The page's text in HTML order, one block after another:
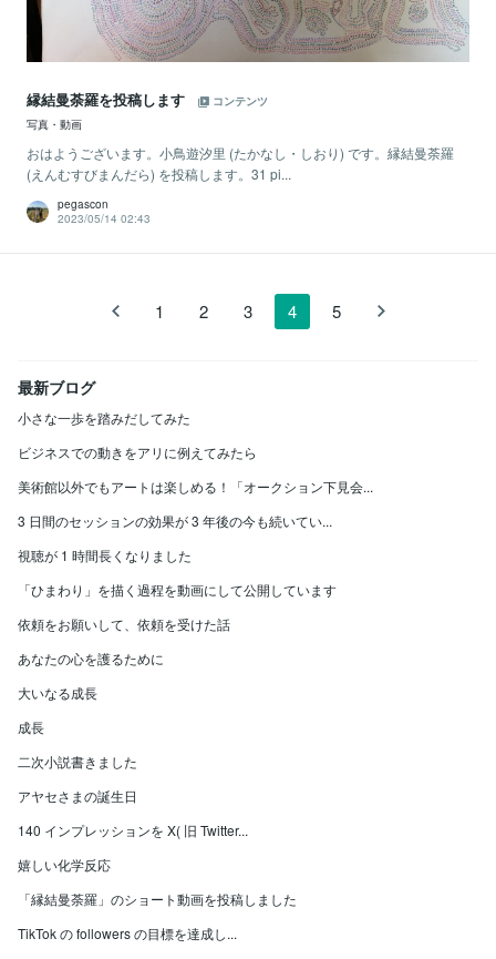
縁結曼荼羅を投稿します
コンテンツ
写真・動画
おはようございます。小鳥遊汐里 (たかなし・しおり) です。縁結曼荼羅
(えんむすびまんだら) を投稿します。31 pi...
pegascon
2023/05/14 02:43
1 2 3 4 5
最新ブログ
小さな一歩を踏みだしてみた
ビジネスでの動きをアリに例えてみたら
美術館以外でもアートは楽しめる！「オークション下見会...
3 日間のセッションの効果が 3 年後の今も続いてい...
視聴が 1 時間長くなりました
「ひまわり」を描く過程を動画にして公開しています
依頼をお願いして、依頼を受けた話
あなたの心を護るために
大いなる成長
成長
二次小説書きました
アヤセさまの誕生日
140 インプレッションを X( 旧 Twitter...
嬉しい化学反応
「縁結曼荼羅」のショート動画を投稿しました
TikTok の followers の目標を達成し...